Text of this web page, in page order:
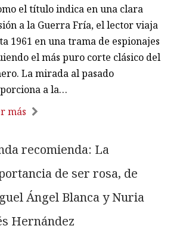
el título indica en una clara
a la Guerra Fría, el lector viaja
1961 en una trama de espionajes
el más puro corte clásico del
La mirada al pasado
a la…
más
recomienda: La
de ser rosa, de
Ángel Blanca y Nuria
Hernández